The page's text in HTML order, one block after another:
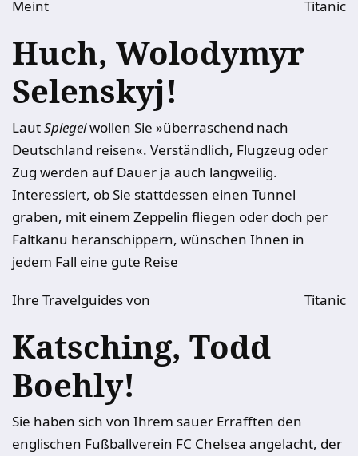
Meint Titanic
Huch, Wolodymyr
Selenskyj!
LautSpiegelwollen Sie »überraschend nach
Deutschland reisen«. Verständlich, Flugzeug oder
Zug werden auf Dauer ja auch langweilig.
Interessiert, ob Sie stattdessen einen Tunnel
graben, mit einem Zeppelin fliegen oder doch per
Faltkanu heranschippern, wünschen Ihnen in
jedem Fall eine gute Reise
Ihre Travelguides von Titanic
Katsching, Todd
Boehly!
Sie haben sich von Ihrem sauer Errafften den
englischen Fußballverein FC Chelsea angelacht, der